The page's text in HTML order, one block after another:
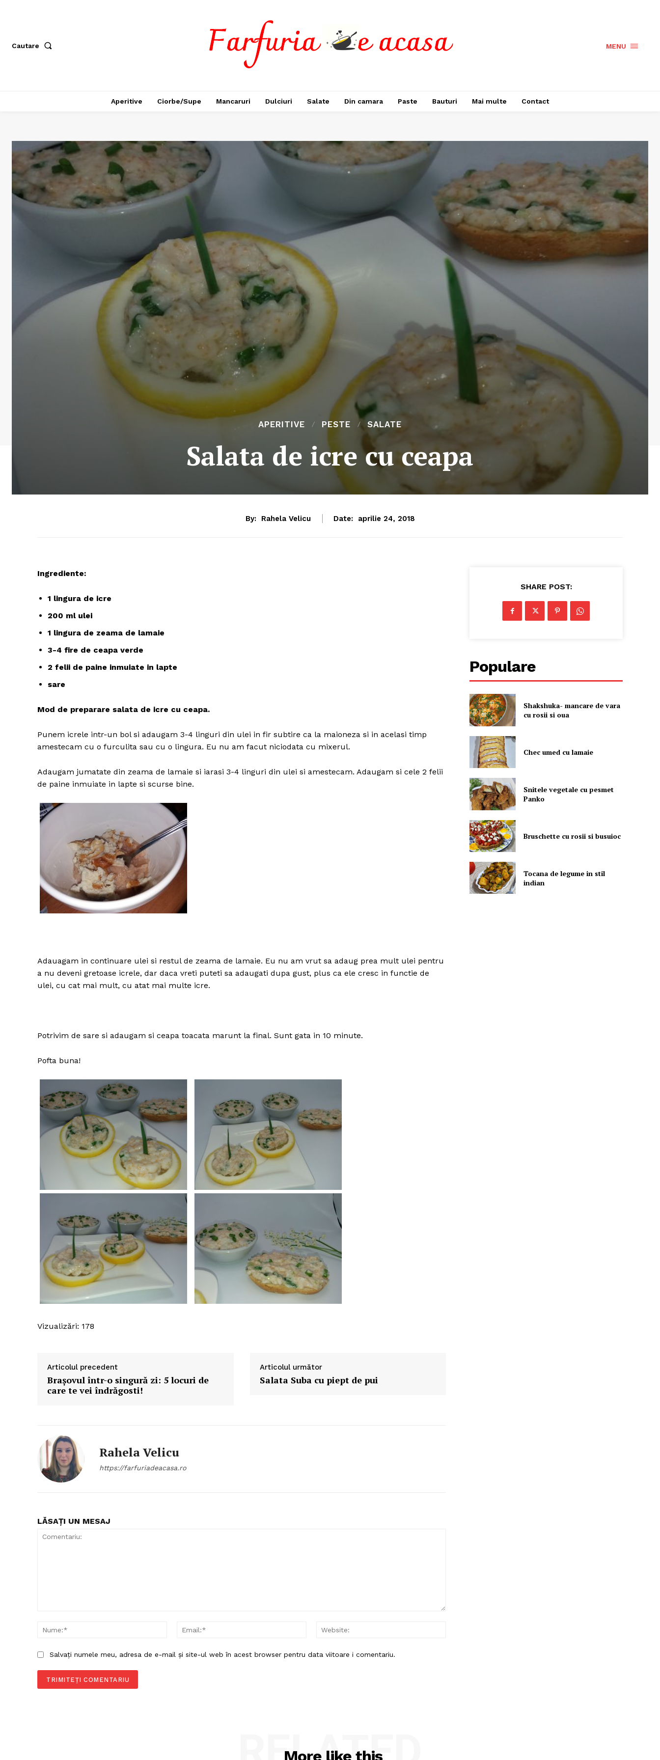
Contact
Cautare MENU
Aperitive Ciorbe/Supe Mancaruri Dulciuri Salate Din camara Paste Bauturi Mai multe Contact
APERITIVE PESTE SALATE
Salata de icre cu ceapa
By: Rahela Velicu Date: aprilie 24, 2018
Ingrediente:
1 lingura de icre
200 ml ulei
1 lingura de zeama de lamaie
3-4 fire de ceapa verde
2 felii de paine inmuiate in lapte
sare
Mod de preparare salata de icre cu ceapa.
Punem icrele intr-un bol si adaugam 3-4 linguri din ulei in fir subtire ca la maioneza si in acelasi timp
amestecam cu o furculita sau cu o lingura. Eu nu am facut niciodata cu mixerul.
Adaugam jumatate din zeama de lamaie si iarasi 3-4 linguri din ulei si amestecam. Adaugam si cele 2 felii
de paine inmuiate in lapte si scurse bine.
Adauagam in continuare ulei si restul de zeama de lamaie. Eu nu am vrut sa adaug prea mult ulei pentru
a nu deveni gretoase icrele, dar daca vreti puteti sa adaugati dupa gust, plus ca ele cresc in functie de
ulei, cu cat mai mult, cu atat mai multe icre.
Potrivim de sare si adaugam si ceapa toacata marunt la final. Sunt gata in 10 minute.
Pofta buna!
Vizualizări: 178
Articolul precedent
Braşovul într-o singură zi: 5 locuri de
care te vei îndrăgosti!
Articolul următor
Salata Suba cu piept de pui
Rahela Velicu
https://farfuriadeacasa.ro
LĂSAȚI UN MESAJ
Nume:*
Email:*
Salvați numele meu, adresa de e-mail și site-ul web în acest browser pentru data viitoare i comentariu.
SHARE POST:
Populare
Shakshuka- mancare de vara
cu rosii si oua
Chec umed cu lamaie
Snitele vegetale cu pesmet
Panko
Bruschette cu rosii si busuioc
Tocana de legume in stil
indian
More like this